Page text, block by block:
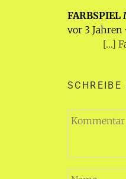
FARBSPIEL
vor 3 Jahren ⋅
[…]
SCHREIBE